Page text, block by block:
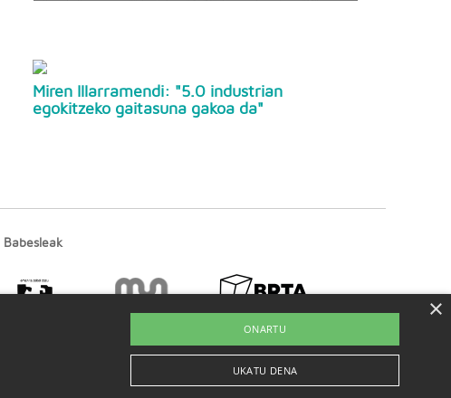
Miren Illarramendi: "5.0 industrian
egokitzeko gaitasuna gakoa da"
Babesleak
ONARTU
UKATU DENA
×